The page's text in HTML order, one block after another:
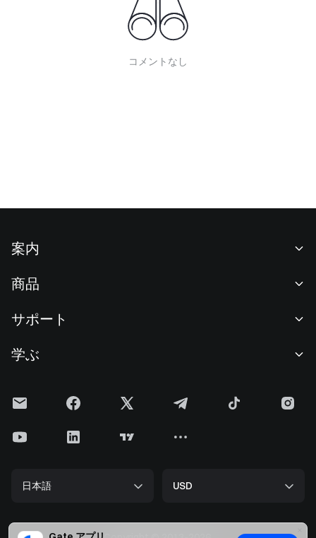
コメントなし
案内
ニュースルーム
F1 Oracle Red Bull Racing 公式スポンサー
クッキーポリシー
準備金証明
商品
現物取引
投資センター
Alpha
サポート
手数料
上場申請
開発者（API）
学ぶ
Gateニュース
ETHアップグレード
日本語 USD